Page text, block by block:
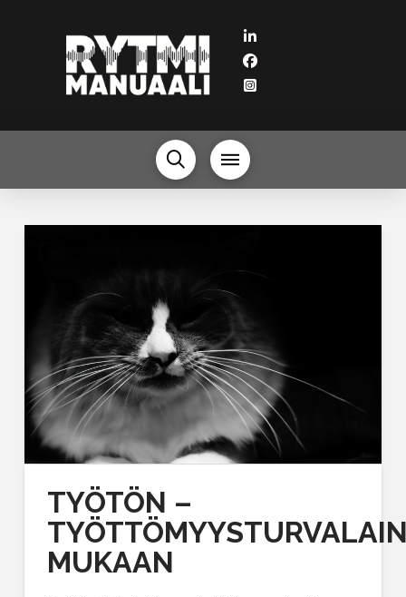
TYÖTÖN –
MUKAAN